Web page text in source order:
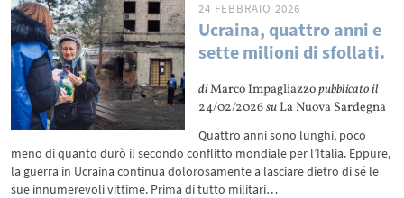
24 FEBBRAIO 2026
Ucraina, quattro anni e
sette milioni di sfollati.
diMarco Impagliazzopubblicato il
24/02/2026su La Nuova Sardegna
Quattro anni sono lunghi, poco
meno di quanto durò il secondo conflitto mondiale per l’Italia. Eppure,
la guerra in Ucraina continua dolorosamente a lasciare dietro di sé le
sue innumerevoli vittime. Prima di tutto militari…